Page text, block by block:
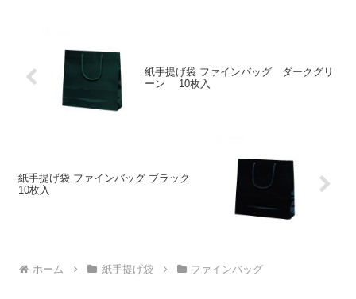
紙手提げ袋 ファインバッグ ダークグリ
ーン 10枚入
紙手提げ袋 ファインバッグ ブラック
10枚入
ホーム 紙手提げ袋 ファインバッグ